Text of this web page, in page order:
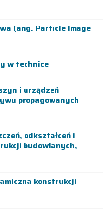
(ang. Particle Image
w technice
i urządzeń
propagowanych
odkształceń i
budowlanych,
konstrukcji